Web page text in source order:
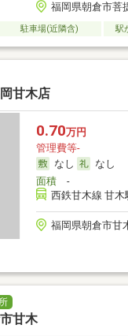
福岡県朝倉市菩
駐車場(近隣含) 駅
甘木店
0.70万円
管理費等-
なし
なし
面積-
西鉄甘木線 甘木
福岡県朝倉市甘
甘木